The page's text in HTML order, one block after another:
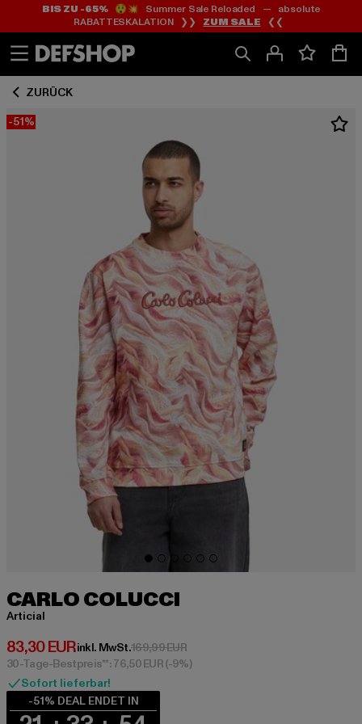
Zum
Inhalt
springen
Zum
Fußzeile
springen
BIS ZU -65%😲💥 Summer Sale Reloaded — absolute
RABATTESKALATION ❯❯ ZUM SALE ❮❮
ZURÜCK
-51%
CARLO COLUCCI
Articial
83,30 EUR
Derzeitiger Preis: 83,30 EUR
inkl. MwSt.169,99 EURAktionspreis: 169,99 EUR
30-Tage-Bestpreis**: 76,50 EUR(-9%)
Sofort lieferbar!
-51% DEAL ENDET IN